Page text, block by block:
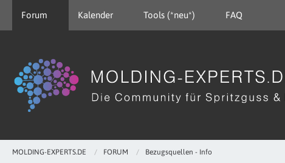
Forum Kalender Tools (*neu*) FAQ
MOLDING-EXPERTS.DE FORUM Bezugsquellen - Info